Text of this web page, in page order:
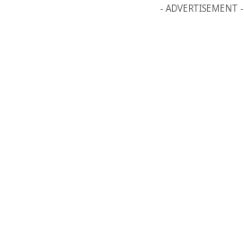
- ADVERTISEMENT -